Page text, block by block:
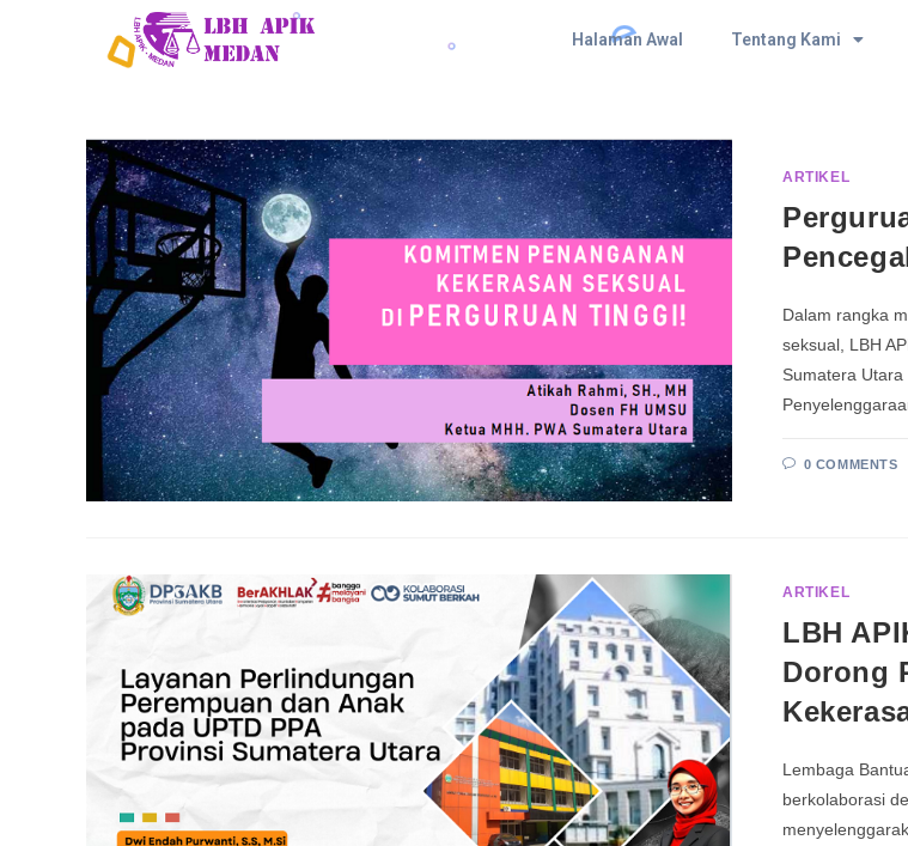
Halaman Awal Tentang Kami
ARTIKEL
Dalam rangka
seksual, LBH
Sumatera
0 COMMENTS
ARTIKEL
LBH
Dorong
Lembaga
berkolaborasi